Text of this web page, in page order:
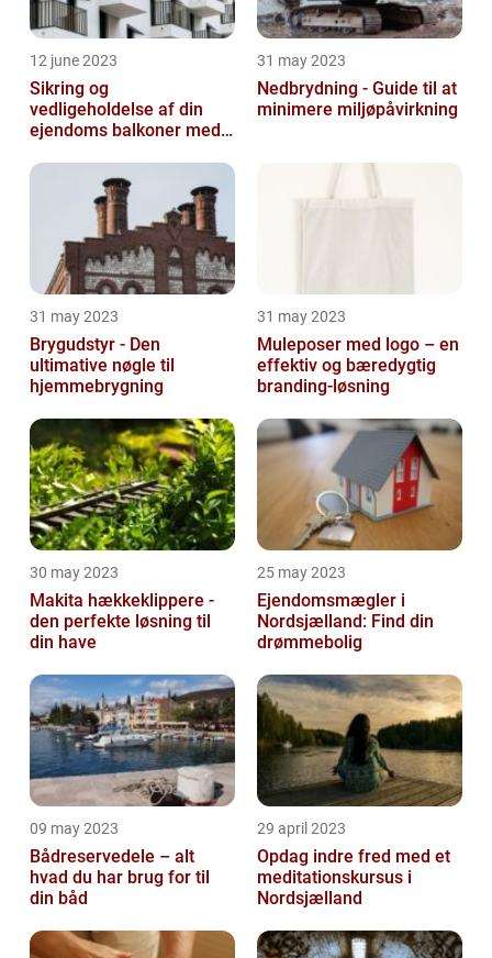
12 june 2023
Sikring og
vedligeholdelse af din
ejendoms balkoner med
31 may 2023
Nedbrydning - Guide til at
minimere miljøpåvirkning
31 may 2023
Brygudstyr - Den
ultimative nøgle til
hjemmebrygning
31 may 2023
Muleposer med logo – en
effektiv og bæredygtig
branding-løsning
30 may 2023
Makita hækkeklippere -
den perfekte løsning til
din have
25 may 2023
Ejendomsmægler i
Nordsjælland: Find din
drømmebolig
09 may 2023
Bådreservedele – alt
hvad du har brug for til
din båd
29 april 2023
Opdag indre fred med et
meditationskursus i
Nordsjælland